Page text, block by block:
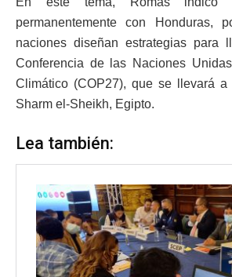
permanentemente con Honduras,
naciones diseñan estrategias para
Conferencia de las Naciones
Climático (COP27), que se llevará
Sharm el-Sheikh, Egipto.
Lea también: